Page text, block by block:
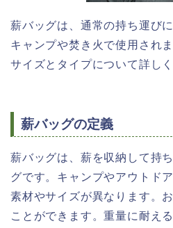
薪バッグは、通常の持ち運び
キャンプや焚き火で使用され
サイズとタイプについて詳し
薪バッグの定義
薪バッグは、薪を収納して持
グです。キャンプやアウトド
素材やサイズが異なります。
ことができます。重量に耐え